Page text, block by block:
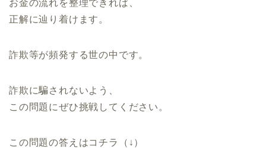
お金の流れを整理できれば、
正解に辿り着けます。
詐欺等が頻発する世の中です。
詐欺に騙されないよう、
この問題にぜひ挑戦してください。
この問題の答えはコチラ（↓）